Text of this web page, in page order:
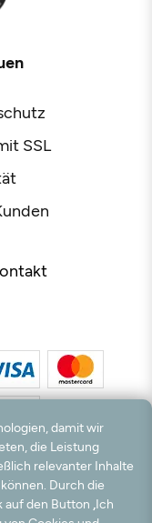
SSL
Versand und Rückversand
die jederzeit widerrufen
damit wir
die Leistung
relevanter Inhalte
Durch die
den Button „Ich